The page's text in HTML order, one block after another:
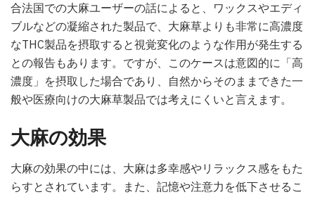
合法国での大麻ユーザーの話によると、ワックスやエディ
ブルなどの凝縮された製品で、大麻草よりも非常に高濃度
なTHC製品を摂取すると視覚変化のような作用が発生する
との報告もあります。ですが、このケースは意図的に「高
濃度」を摂取した場合であり、自然からそのままできた一
般や医療向けの大麻草製品では考えにくいと言えます。
大麻の効果
大麻の効果の中には、大麻は多幸感やリラックス感をもた
らすとされています。また、記憶や注意力を低下させるこ